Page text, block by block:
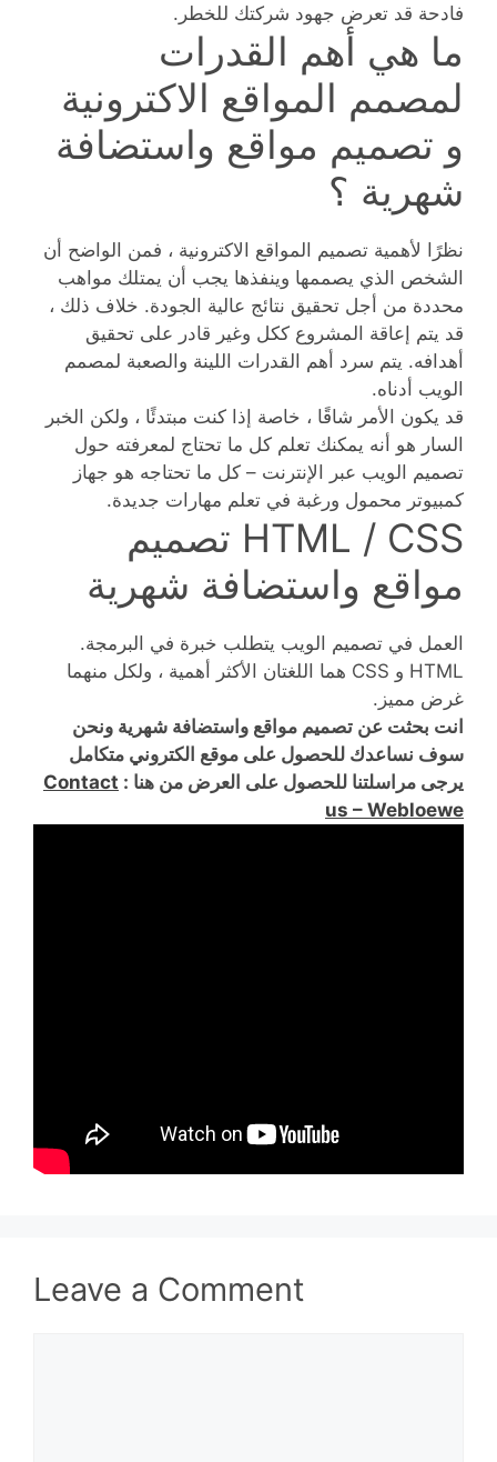
فادحة قد تعرض جهود شركتك للخطر.
ما هي أهم القدرات
لمصمم المواقع الاكترونية
و تصميم مواقع واستضافة
شهرية ؟
نظرًا لأهمية تصميم المواقع الاكترونية ، فمن الواضح أن
الشخص الذي يصممها وينفذها يجب أن يمتلك مواهب
محددة من أجل تحقيق نتائج عالية الجودة. خلاف ذلك ،
قد يتم إعاقة المشروع ككل وغير قادر على تحقيق
أهدافه. يتم سرد أهم القدرات اللينة والصعبة لمصمم
الويب أدناه.
قد يكون الأمر شاقًا ، خاصة إذا كنت مبتدئًا ، ولكن الخبر
السار هو أنه يمكنك تعلم كل ما تحتاج لمعرفته حول
تصميم الويب عبر الإنترنت – كل ما تحتاجه هو جهاز
كمبيوتر محمول ورغبة في تعلم مهارات جديدة.
HTML / CSS تصميم
مواقع واستضافة شهرية
العمل في تصميم الويب يتطلب خبرة في البرمجة.
HTML و CSS هما اللغتان الأكثر أهمية ، ولكل منهما
غرض مميز.
انت بحثت عن تصميم مواقع واستضافة شهرية ونحن
سوف نساعدك للحصول على موقع الكتروني متكامل
يرجى مراسلتنا للحصول على العرض من هنا : Contact
us – Webloewe
Leave a Comment